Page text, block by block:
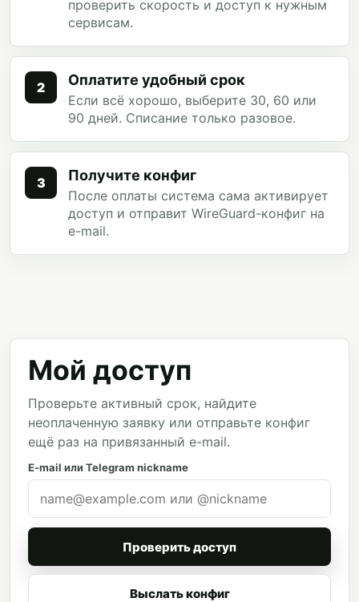
проверить скорость и доступ к нужным
сервисам.
2 Оплатите удобный срок
Если всё хорошо, выберите 30, 60 или
90 дней. Списание только разовое.
3 Получите конфиг
После оплаты система сама активирует
доступ и отправит WireGuard-конфиг на
e-mail.
Мой доступ
Проверьте активный срок, найдите
неоплаченную заявку или отправьте конфиг
ещё раз на привязанный e-mail.
E-mail или Telegram nickname
Проверить доступ
Выслать конфиг